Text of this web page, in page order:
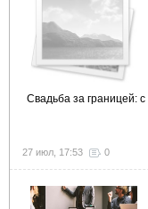
Свадьба за границей:
27 июл, 17:53 0